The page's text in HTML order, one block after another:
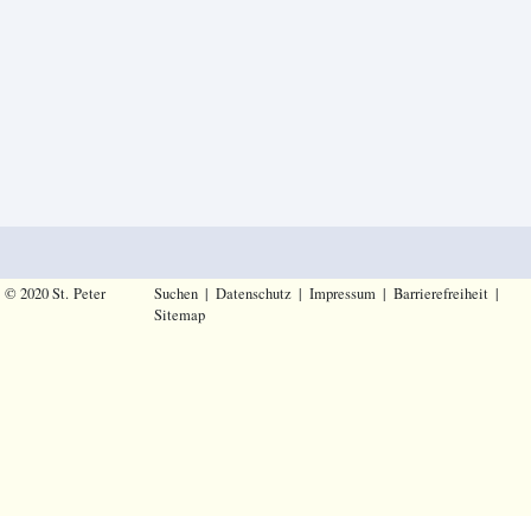
© 2020 St. Peter Suchen | Datenschutz | Impressum | Barrierefreiheit |
Sitemap